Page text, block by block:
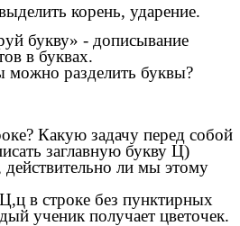
корень, ударение.
букву» - дописывание
в буквах.
можно разделить буквы?
Какую задачу перед собой
заглавную букву Ц)
ли мы этому
в строке без пунктирных
ученик получает цветочек.